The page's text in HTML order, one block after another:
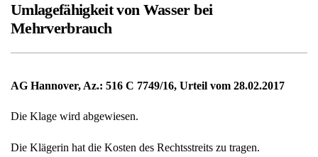
Umlagefähigkeit von Wasser bei
Mehrverbrauch
AG Hannover, Az.: 516 C 7749/16, Urteil vom 28.02.2017
Die Klage wird abgewiesen.
Die Klägerin hat die Kosten des Rechtsstreits zu tragen.